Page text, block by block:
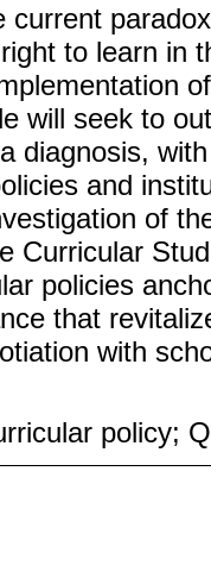
current
to learn in
will seek to
diagnosis,
and
of
Curricular
policies
that
with
policy;